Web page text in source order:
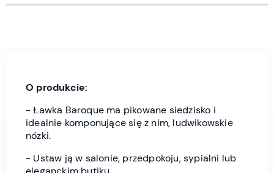
O produkcie:
- Ławka Baroque ma pikowane siedzisko i
idealnie komponujące się z nim, ludwikowskie
nóżki.
- Ustaw ją w salonie, przedpokoju, sypialni lub